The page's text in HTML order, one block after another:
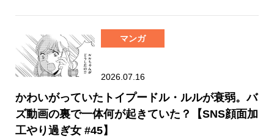
マンガ
2026.07.16
かわいがっていたトイプードル・ルルが衰弱。バ
ズ動画の裏で一体何が起きていた？【SNS顔面加
工やり過ぎ女 #45】